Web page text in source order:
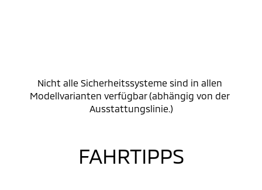
Nicht alle Sicherheitssysteme sind in allen
Modellvarianten verfügbar (abhängig von der
Ausstattungslinie.)
FAHRTIPPS